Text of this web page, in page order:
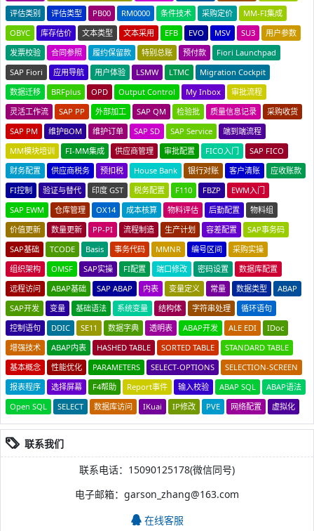
评估类别
评估类型 PB00 RM0000 条件技术 采购定价
MM-FI集成
OBYC
库存估价 文本类型 文本采用 EFB EVO MSV SU3
用户参数
发票校验
合同参照 履约保留款 特别总账 预付款
Fiori Launchpad
SAP Fiori
应用导航 用户体验 LSMW LTMC
Migration Cockpit
数据迁移
BRFplus OPD Output Control My Inbox
审批流程
灵活工作流
SAP PP 外部加工 SAP QM 检验批 质量信息记录
采购收货
SAP PM
维护BOM 维护订单 SAP SD SAP Service
端到端流程
MM模块培训
FI-MM集成 供应商管理 审批配置 FICO入门
SAP FICO
财务配置
供应商税务 预扣税 House Bank 银行对账 客户清账
应收账款
FI控制
验证与替代 印度 GST 税务配置 F110 FBZP
EWM入门
SAP EWM
仓库管理 OX14 成本核算 物料评估 后勤配置
物料组
价值更新
数量更新 PP-PI 流程制造 生产计划 容差配置
SAP事务码
SAP基础
TCODE Basis 事务代码 MMNR 编号区间
采购实操
组织架构
OMSF SAP实操 FI配置 端口修改 密码设置
数据库配置
远程访问
ABAP基础 SAP ABAP 内表 变量定义 常量 数据类型
ABAP
SAP开发
变量 基础语法 系统变量 结构体 字符串处理
循环语句
控制语句
DDIC SE11 数据字典 透明表 ABAP开发 ALE EDI
IDoc
增强技术
ABAP内表 HASHED TABLE SORTED TABLE
STANDARD TABLE
基本概念
性能优化 PARAMETERS SELECT-OPTIONS
SELECTION-SCREEN
报表程序
选择屏幕 F4帮助 Report事件 输入校验 ABAP SQL
ABAP语法
Open SQL
SELECT 数据库访问 IKuai IP修改 PVE 网络配置 虚拟化
联系我们
联系电话：15090125178(微信同号)
电子邮箱：garson_zhang@163.com
在线客服